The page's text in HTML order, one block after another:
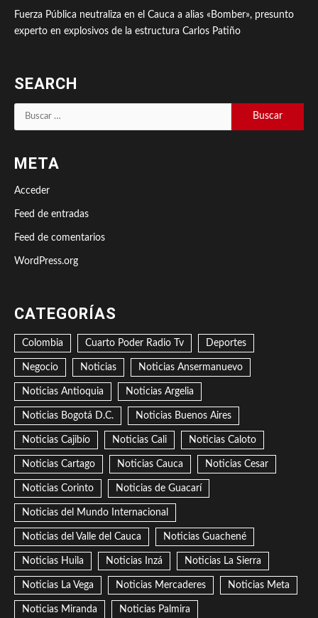
Fuerza Pública neutraliza en el Cauca a alias «Bomber», presunto
experto en explosivos de la estructura Carlos Patiño
SEARCH
Buscar:
META
Acceder
Feed de entradas
Feed de comentarios
WordPress.org
CATEGORÍAS
Colombia Cuarto Poder Radio Tv Deportes
Negocio Noticias Noticias Ansermanuevo
Noticias Antioquia Noticias Argelia
Noticias Bogotá D.C. Noticias Buenos Aires
Noticias Cajibío Noticias Cali Noticias Caloto
Noticias Cartago Noticias Cauca Noticias Cesar
Noticias Corinto Noticias de Guacarí
Noticias del Mundo Internacional
Noticias del Valle del Cauca Noticias Guachené
Noticias Huila Noticias Inzá Noticias La Sierra
Noticias La Vega Noticias Mercaderes Noticias Meta
Noticias Miranda Noticias Palmira